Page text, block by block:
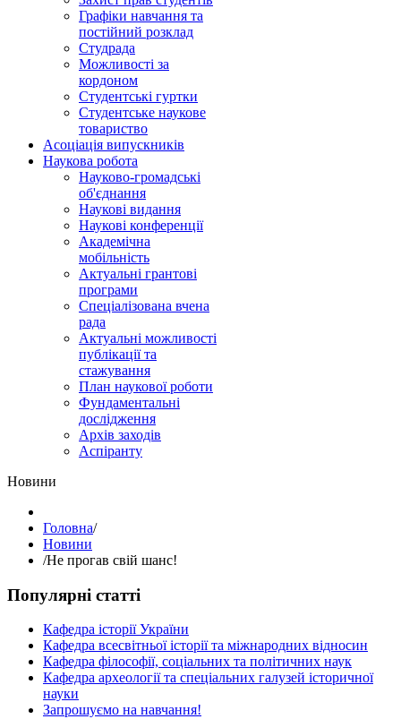
Графіки навчання та
постійний розклад
Студрада
Можливості за
кордоном
Студентські гуртки
Студентське наукове
товариство
Асоціація випускників
Наукова робота
Науково-громадські
об'єднання
Наукові видання
Наукові конференції
Академічна
мобільність
Актуальні грантові
програми
Спеціалізована вчена
рада
Актуальні можливості
публікації та
стажування
План наукової роботи
Фундаментальні
дослідження
Архів заходів
Аспіранту
Hовини
Головна/
Hовини
/Не прогав свій шанс!
Популярні статті
Кафедра історії України
Кафедра всесвітньої історії та міжнародних відносин
Кафедра філософії, соціальних та політичних наук
Кафедра археології та спеціальних галузей історичної
науки
Запрошуємо на навчання!